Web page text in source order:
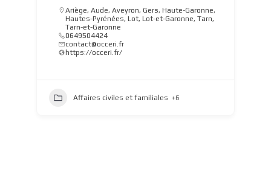
Ariège, Aude, Aveyron, Gers, Haute-Garonne,
Hautes-Pyrénées, Lot, Lot-et-Garonne, Tarn,
Tarn-et-Garonne
0649504424
contact@occeri.fr
https://occeri.fr/
Affaires civiles et familiales +6